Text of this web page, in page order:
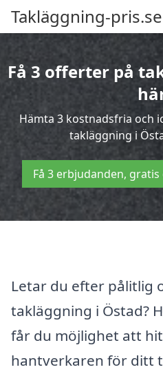
Takläggning-pris.se
Få 3 offerter på
Hämta 3 kostnadsfria och
takläggning i
Få 3 erbjudanden,
Letar du efter pålitlig
takläggning i Östad?
får du möjlighet att
hantverkaren för ditt